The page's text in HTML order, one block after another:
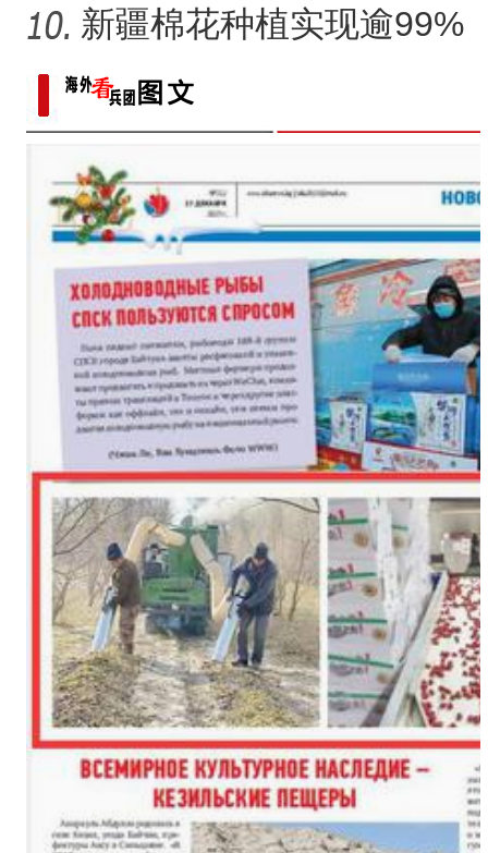
新疆阿拉尔市：天山牧场迎
“中国新疆民族乐器村”迎来
日记记录村子半个多世纪
变
新疆棉花种植实现逾99%
机械化播种